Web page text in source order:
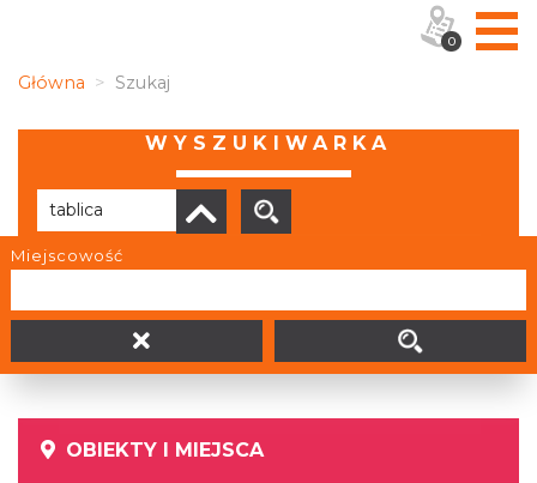
Główna Szukaj
WYSZUKIWARKA
Miejscowość
Brak wyników
OBIEKTY I MIEJSCA
0